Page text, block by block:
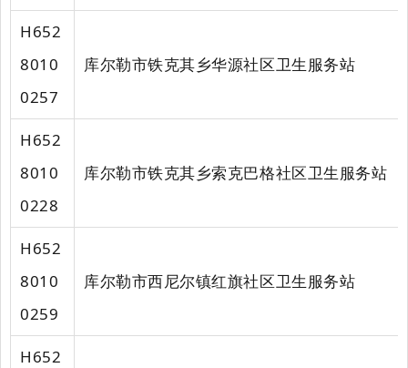
H652
8010
0257
库尔勒市铁克其乡华源社区卫生服务站
H652
8010
0228
库尔勒市铁克其乡索克巴格社区卫生服务站
H652
8010
0259
库尔勒市西尼尔镇红旗社区卫生服务站
H652